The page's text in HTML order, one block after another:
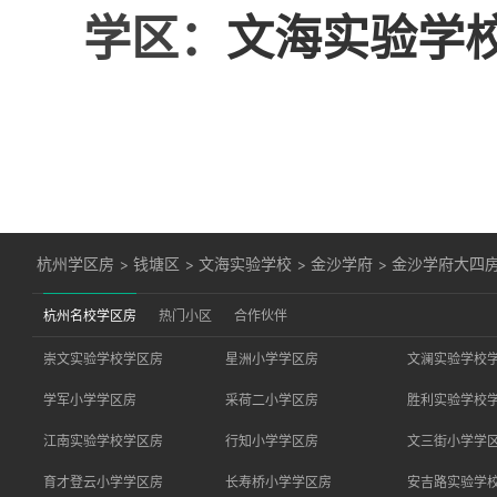
学区： 文海实验学
杭州学区房 >钱塘区 >文海实验学校 >金沙学府 >金沙学府大四
杭州名校学区房 热门小区 合作伙伴
崇文实验学校学区房 星洲小学学区房 文澜实验学校
学军小学学区房 采荷二小学区房 胜利实验学校
江南实验学校学区房 行知小学学区房 文三街小学学
育才登云小学学区房 长寿桥小学学区房 安吉路实验学